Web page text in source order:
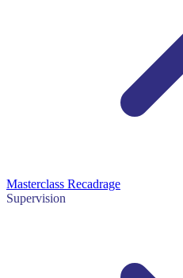
Masterclass Recadrage
Supervision